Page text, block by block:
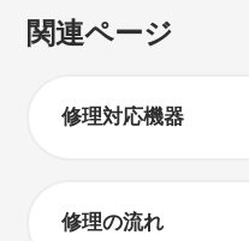
関連ページ
修理対応機器
修理の流れ